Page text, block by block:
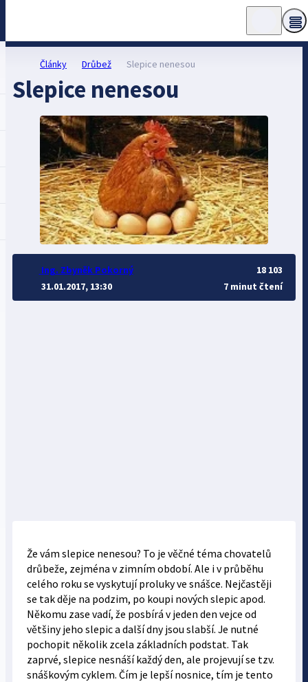
Články Drůbež Slepice nenesou
Slepice nenesou
Ing. Zbyněk Pokorný
31.01.2017, 13:30
18 103
7 minut čtení
Že vám slepice nenesou? To je věčné téma chovatelů
drůbeže, zejména v zimním období. Ale i v průběhu
celého roku se vyskytují proluky ve snášce. Nejčastěji
se tak děje na podzim, po koupi nových slepic apod.
Někomu zase vadí, že posbírá v jeden den vejce od
většiny jeho slepic a další dny jsou slabší. Je nutné
pochopit několik zcela základních podstat. Tak
zaprvé, slepice nesnáší každý den, ale projevují se tzv.
snáškovým cyklem. Čím je lepší nosnice, tím je tento